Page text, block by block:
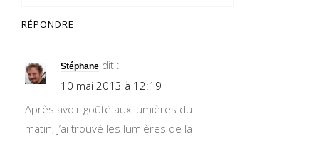
RÉPONDRE
Stéphane dit :
10 mai 2013 à 12:19
Après avoir goûté aux lumières du
matin, j’ai trouvé les lumières de la